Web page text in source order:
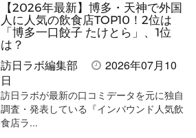
【2026年最新】博多・天神で外国
人に人気の飲食店TOP10！2位は
「博多一口餃子 たけとら」、1位
は？
訪日ラボ編集部
2026年07月10
日
訪日ラボが最新の口コミデータを元に独自
調査・発表している『インバウンド人気飲
食店ラ...